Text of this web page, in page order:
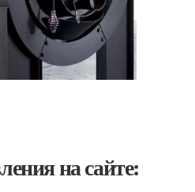
на сайте: